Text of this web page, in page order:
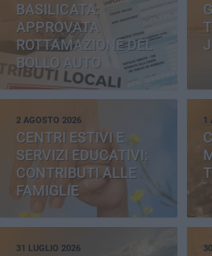
BASILICATA:
APPROVATA
ROTTAMAZIONE DEL
BOLLO AUTO
2 AGOSTO 2026
CENTRI ESTIVI E
SERVIZI EDUCATIVI:
CONTRIBUTI ALLE
FAMIGLIE
1
31 LUGLIO 2026